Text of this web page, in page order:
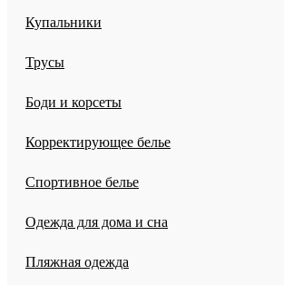
Купальники
Трусы
Боди и корсеты
Корректирующее белье
Спортивное белье
Одежда для дома и сна
Пляжная одежда